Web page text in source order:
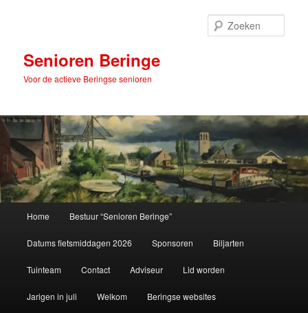
inhoudSenioren Beringe
Voor de actieve Beringse senioren
Home Bestuur “Senioren Beringe”
Datums fietsmiddagen 2026 Sponsoren Biljarten
Tuinteam Contact Adviseur Lid worden
Jarigen in juli Welkom Beringse websites